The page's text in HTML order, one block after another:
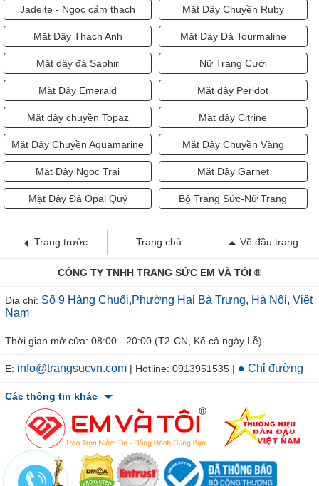
Jadeite - Ngọc cẩm thạch Mặt Dây Chuyền Ruby
Mặt Dây Thạch Anh Mặt Dây Đá Tourmaline
Mặt dây đá Saphir Nữ Trang Cưới
Mặt Dây Emerald Mặt dây Peridot
Mặt dây chuyền Topaz Mặt dây Citrine
Mặt Dây Chuyền Aquamarine Mặt Dây Chuyền Vàng
Mặt Dây Ngọc Trai Mặt Dây Garnet
Mặt Dây Đá Opal Quý Bộ Trang Sức-Nữ Trang
Trang trước Trang chủ Về đầu trang
CÔNG TY TNHH TRANG SỨC EM VÀ TÔI ®
Địa chỉ: Số 9 Hàng Chuối,Phường Hai Bà Trưng, Hà Nội, Việt
Nam
Thời gian mở cửa: 08:00 - 20:00 (T2-CN, Kể cả ngày Lễ)
E: info@trangsucvn.com | Hotline: 0913951535 | ● Chỉ đường
Các thông tin khác